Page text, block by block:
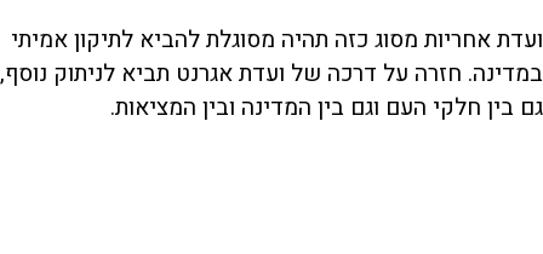
ועדת אחריות מסוג כזה תהיה מסוגלת להביא לתיקון אמיתי
במדינה. חזרה על דרכה של ועדת אגרנט תביא לניתוק נוסף,
גם בין חלקי העם וגם בין המדינה ובין המציאות.